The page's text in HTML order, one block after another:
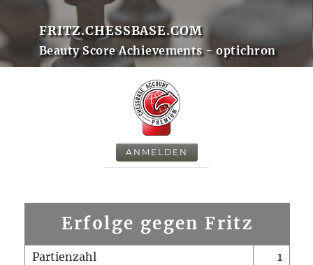
FRITZ.CHESSBASE.COM
Beauty Score Achievements - optichron
ANMELDEN
Erfolge gegen Fritz
Partienzahl
1